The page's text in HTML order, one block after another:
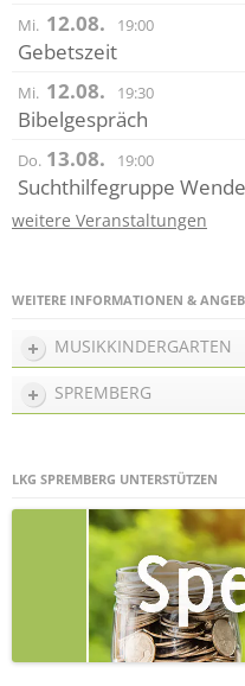
Mi. 12.08. 19:00
Gebetszeit
Mi. 12.08. 19:30
Bibelgespräch
Do. 13.08. 19:00
Suchthilfegruppe
weitere Veranstaltungen
WEITERE INFORMATIONEN &
MUSIKKINDERGARTEN
SPREMBERG
LKG SPREMBERG UNTERSTÜTZEN